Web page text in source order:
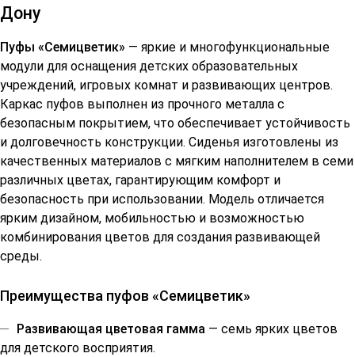
Дону
Пуфы «Семицветик» — яркие и многофункциональные
модули для оснащения детских образовательных
учреждений, игровых комнат и развивающих центров.
Каркас пуфов выполнен из прочного металла с
безопасным покрытием, что обеспечивает устойчивость
и долговечность конструкции. Сиденья изготовлены из
качественных материалов с мягким наполнителем в семи
различных цветах, гарантирующим комфорт и
безопасность при использовании. Модель отличается
ярким дизайном, мобильностью и возможностью
комбинирования цветов для создания развивающей
среды.
Преимущества пуфов «Семицветик»
Развивающая цветовая гамма — семь ярких цветов
для детского восприятия.